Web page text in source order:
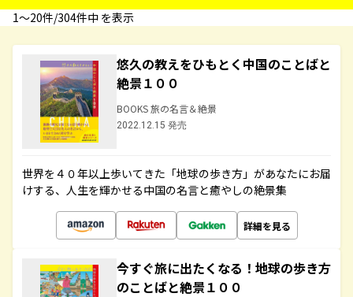
1〜20件/304件中 を表示
悠久の教えをひもとく中国のことばと
絶景１００
BOOKS 旅の名言＆絶景
2022.12.15 発売
世界を４０年以上歩いてきた「地球の歩き方」があなたにお届
けする、人生を輝かせる中国の名言と癒やしの絶景集
詳細を見る
今すぐ旅に出たくなる！地球の歩き方
のことばと絶景１００